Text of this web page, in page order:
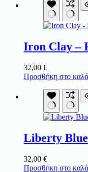
Iron Clay –
32,00 €
Προσθήκη στο
Liberty
32,00 €
Προσθήκη στο